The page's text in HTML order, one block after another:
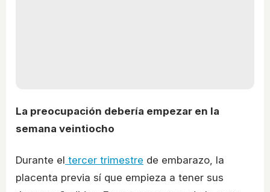
La preocupación debería empezar en la
semana veintiocho
Durante el tercer trimestre de embarazo, la
placenta previa sí que empieza a tener sus